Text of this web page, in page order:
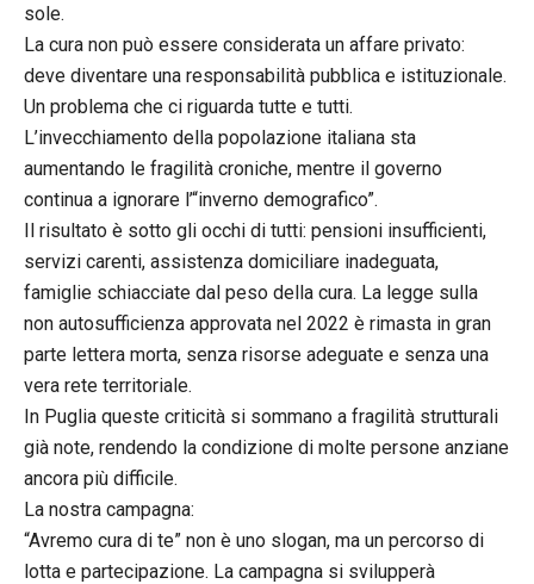
sole.
La cura non può essere considerata un affare privato:
deve diventare una responsabilità pubblica e istituzionale.
Un problema che ci riguarda tutte e tutti.
L’invecchiamento della popolazione italiana sta
aumentando le fragilità croniche, mentre il governo
continua a ignorare l’“inverno demografico”.
Il risultato è sotto gli occhi di tutti: pensioni insufficienti,
servizi carenti, assistenza domiciliare inadeguata,
famiglie schiacciate dal peso della cura. La legge sulla
non autosufficienza approvata nel 2022 è rimasta in gran
parte lettera morta, senza risorse adeguate e senza una
vera rete territoriale.
In Puglia queste criticità si sommano a fragilità strutturali
già note, rendendo la condizione di molte persone anziane
ancora più difficile.
La nostra campagna:
“Avremo cura di te” non è uno slogan, ma un percorso di
lotta e partecipazione. La campagna si svilupperà